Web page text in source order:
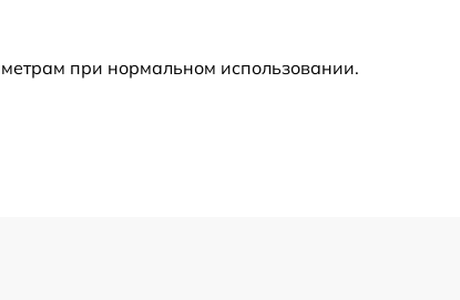
при нормальном использовании.